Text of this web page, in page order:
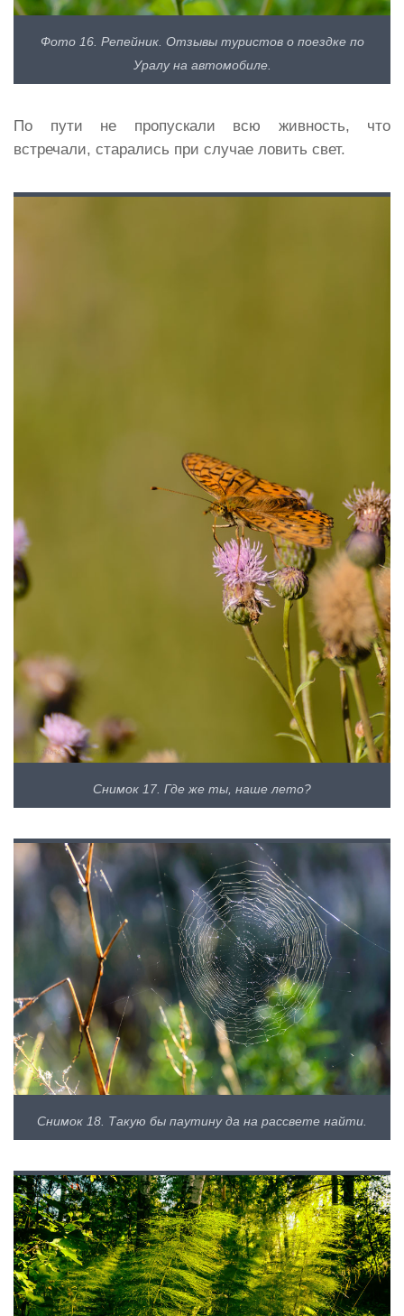
Фото 16. Репейник. Отзывы туристов о поездке по
Уралу на автомобиле.
По пути не пропускали всю живность, что
встречали, старались при случае ловить свет.
Снимок 17. Где же ты, наше лето?
Снимок 18. Такую бы паутину да на рассвете найти.